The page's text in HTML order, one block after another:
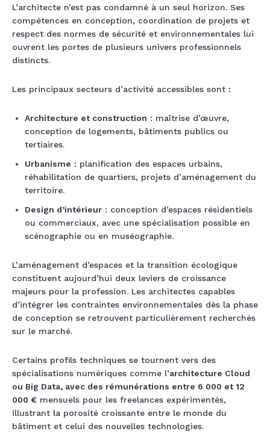
L’architecte n’est pas condamné à un seul horizon. Ses
compétences en conception, coordination de projets et
respect des normes de sécurité et environnementales lui
ouvrent les portes de plusieurs univers professionnels
distincts.
Les principaux secteurs d’activité accessibles sont :
Architecture et construction : maîtrise d’œuvre,
conception de logements, bâtiments publics ou
tertiaires.
Urbanisme : planification des espaces urbains,
réhabilitation de quartiers, projets d’aménagement du
territoire.
Design d’intérieur : conception d’espaces résidentiels
ou commerciaux, avec une spécialisation possible en
scénographie ou en muséographie.
L’aménagement d’espaces et la transition écologique
constituent aujourd’hui deux leviers de croissance
majeurs pour la profession. Les architectes capables
d’intégrer les contraintes environnementales dès la phase
de conception se retrouvent particulièrement recherchés
sur le marché.
Certains profils techniques se tournent vers des
spécialisations numériques comme l’architecture Cloud
ou Big Data, avec des rémunérations entre 6 000 et 12
000 € mensuels pour les freelances expérimentés,
illustrant la porosité croissante entre le monde du
bâtiment et celui des nouvelles technologies.